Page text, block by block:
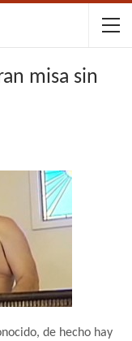
misa sin
de hecho hay